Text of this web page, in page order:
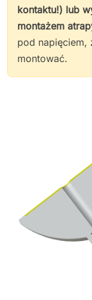
kontaktu!) lub
montażem
pod napięciem,
montować.